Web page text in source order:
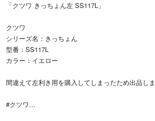
「クツワ きっちょん左 SS117L」
クツワ
シリーズ名：きっちょん
型番：SS117L
カラー：イエロー
間違えて左利き用を購入してしまったため出品しま
#クツワ